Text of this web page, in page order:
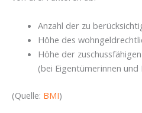
Anzahl der zu
Höhe des
Höhe der
(bei Eigentümerinnen und
(Quelle: BMI)